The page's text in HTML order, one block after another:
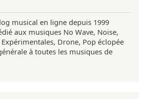
musical en ligne depuis 1999
aux musiques No Wave, Noise,
Drone, Pop éclopée
à toutes les musiques de